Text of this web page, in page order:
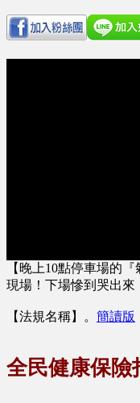
【晚上10點停車場的
現場！下場慘到哭出來
【法規名稱】 。 簡讀版
全民健康保險